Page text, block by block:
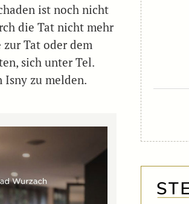
ist noch nicht
die Tat nicht mehr
zur Tat oder dem
sich unter Tel.
Isny zu melden.